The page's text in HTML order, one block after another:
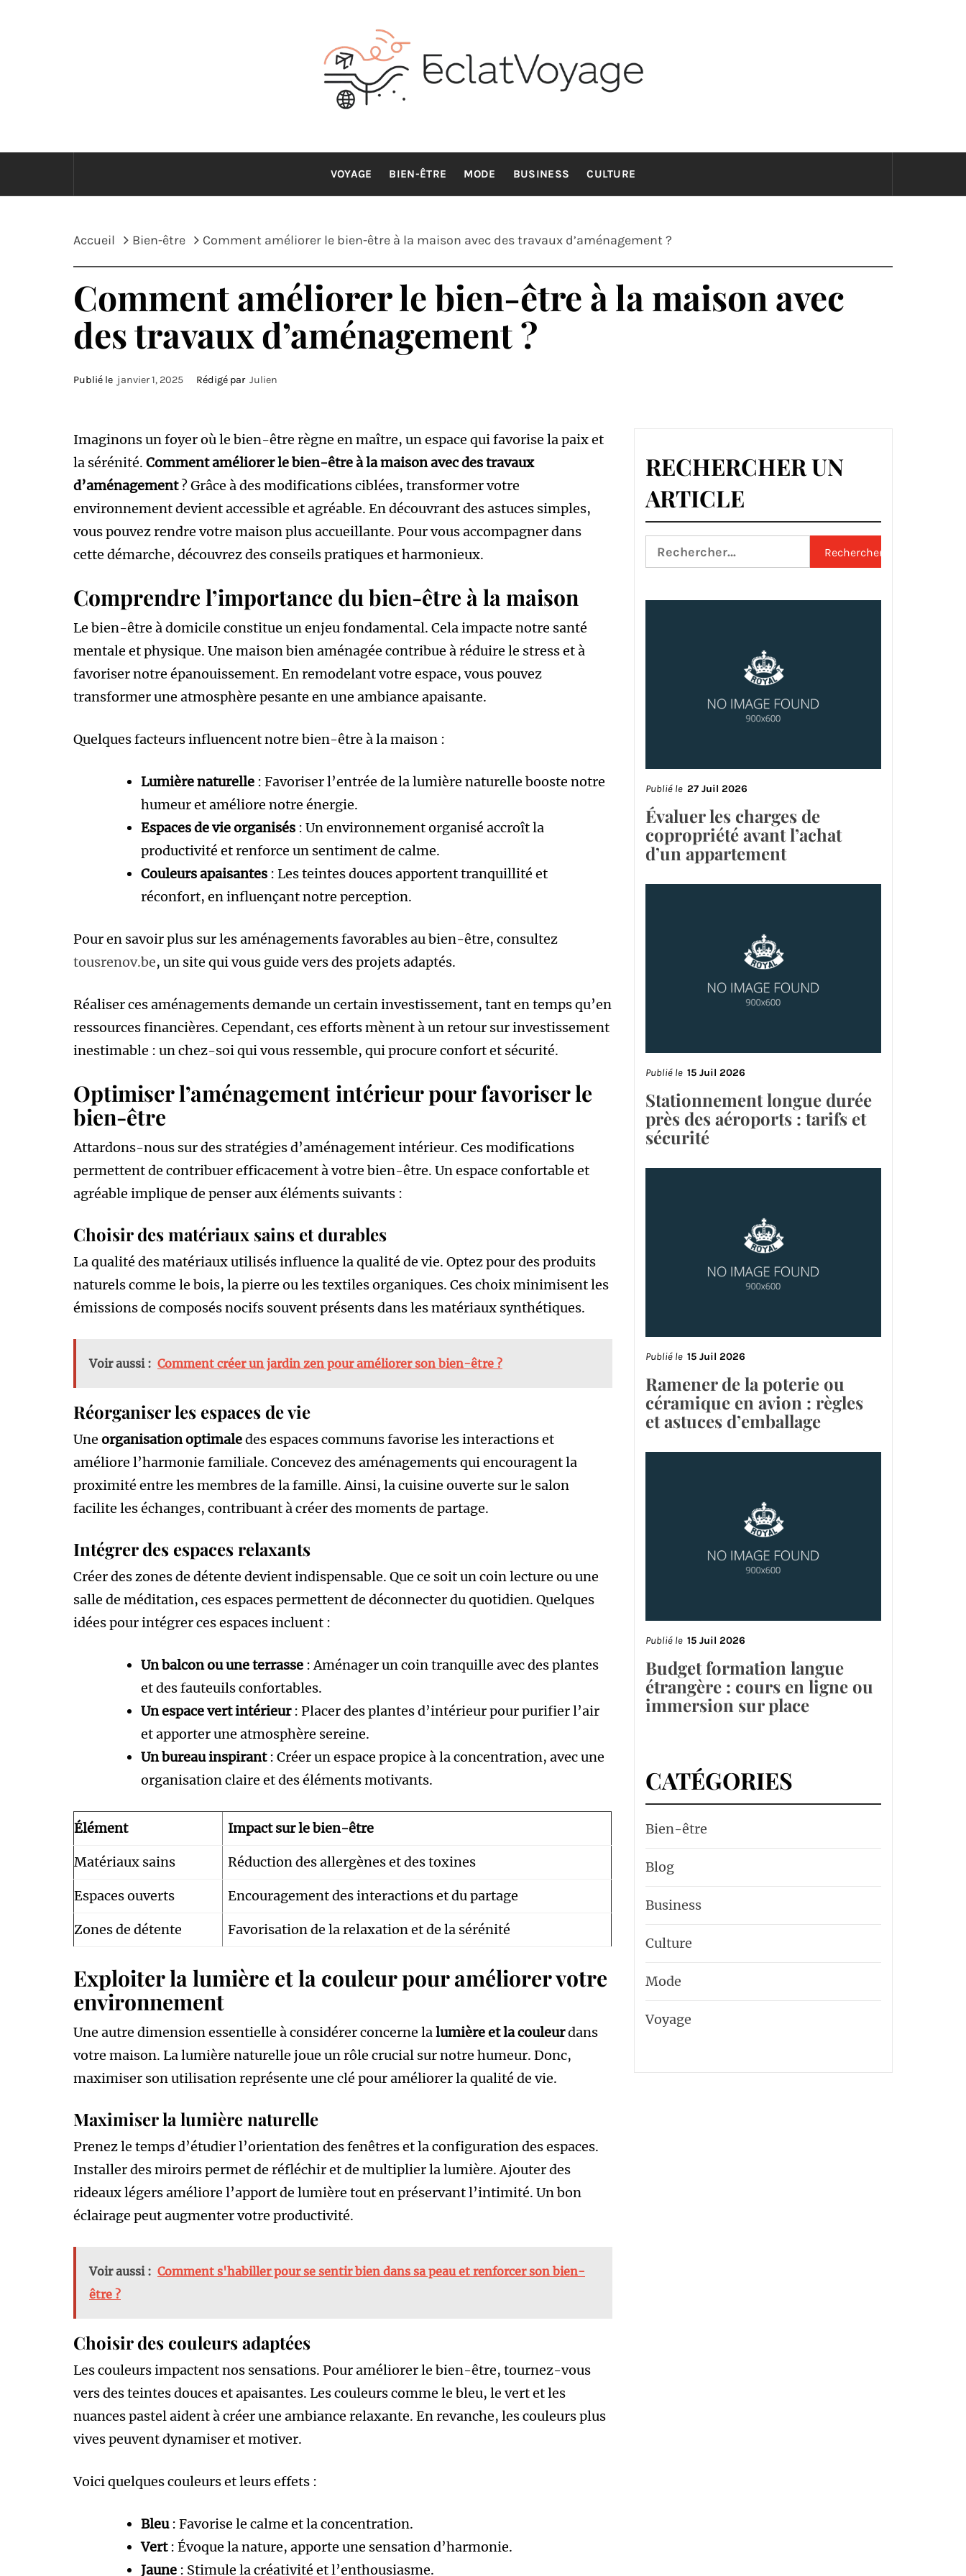
ECLATVOYAGE
Voyage avec style et sens
VOYAGE BIEN-ÊTRE MODE BUSINESS CULTURE
Accueil Bien-être Comment améliorer le bien-être à la maison avec des travaux d’aménagement ?
Comment améliorer le bien-être à la maison avec
des travaux d’aménagement ?
Publié le janvier 1, 2025 Rédigé par Julien
Imaginons un foyer où le bien-être règne en maître, un espace qui favorise la paix et
la sérénité. Comment améliorer le bien-être à la maison avec des travaux
d’aménagement? Grâce à des modifications ciblées, transformer votre
environnement devient accessible et agréable. En découvrant des astuces simples,
vous pouvez rendre votre maison plus accueillante. Pour vous accompagner dans
cette démarche, découvrez des conseils pratiques et harmonieux.
Comprendre l’importance du bien-être à la maison
Le bien-être à domicile constitue un enjeu fondamental. Cela impacte notre santé
mentale et physique. Une maison bien aménagée contribue à réduire le stress et à
favoriser notre épanouissement. En remodelant votre espace, vous pouvez
transformer une atmosphère pesante en une ambiance apaisante.
Quelques facteurs influencent notre bien-être à la maison :
Lumière naturelle : Favoriser l’entrée de la lumière naturelle booste notre
humeur et améliore notre énergie.
Espaces de vie organisés : Un environnement organisé accroît la
productivité et renforce un sentiment de calme.
Couleurs apaisantes : Les teintes douces apportent tranquillité et
réconfort, en influençant notre perception.
Pour en savoir plus sur les aménagements favorables au bien-être, consultez
tousrenov.be, un site qui vous guide vers des projets adaptés.
Réaliser ces aménagements demande un certain investissement, tant en temps qu’en
ressources financières. Cependant, ces efforts mènent à un retour sur investissement
inestimable : un chez-soi qui vous ressemble, qui procure confort et sécurité.
Optimiser l’aménagement intérieur pour favoriser le
bien-être
Attardons-nous sur des stratégies d’aménagement intérieur. Ces modifications
permettent de contribuer efficacement à votre bien-être. Un espace confortable et
agréable implique de penser aux éléments suivants :
Choisir des matériaux sains et durables
La qualité des matériaux utilisés influence la qualité de vie. Optez pour des produits
naturels comme le bois, la pierre ou les textiles organiques. Ces choix minimisent les
émissions de composés nocifs souvent présents dans les matériaux synthétiques.
Voir aussi : Comment créer un jardin zen pour améliorer son bien-être ?
Réorganiser les espaces de vie
Une organisation optimaledes espaces communs favorise les interactions et
améliore l’harmonie familiale. Concevez des aménagements qui encouragent la
proximité entre les membres de la famille. Ainsi, la cuisine ouverte sur le salon
facilite les échanges, contribuant à créer des moments de partage.
Intégrer des espaces relaxants
Créer des zones de détente devient indispensable. Que ce soit un coin lecture ou une
salle de méditation, ces espaces permettent de déconnecter du quotidien. Quelques
idées pour intégrer ces espaces incluent :
Un balcon ou une terrasse : Aménager un coin tranquille avec des plantes
et des fauteuils confortables.
Un espace vert intérieur: Placer des plantes d’intérieur pour purifier l’air
et apporter une atmosphère sereine.
Un bureau inspirant: Créer un espace propice à la concentration, avec une
organisation claire et des éléments motivants.
Élément Impact sur le bien-être
Matériaux sains Réduction des allergènes et des toxines
Espaces ouverts Encouragement des interactions et du partage
Zones de détente Favorisation de la relaxation et de la sérénité
Exploiter la lumière et la couleur pour améliorer votre
environnement
Une autre dimension essentielle à considérer concerne lalumière et la couleurdans
votre maison. La lumière naturelle joue un rôle crucial sur notre humeur. Donc,
maximiser son utilisation représente une clé pour améliorer la qualité de vie.
Maximiser la lumière naturelle
Prenez le temps d’étudier l’orientation des fenêtres et la configuration des espaces.
Installer des miroirs permet de réfléchir et de multiplier la lumière. Ajouter des
rideaux légers améliore l’apport de lumière tout en préservant l’intimité. Un bon
éclairage peut augmenter votre productivité.
Voir aussi : Comment s'habiller pour se sentir bien dans sa peau et renforcer son bien-
être ?
Choisir des couleurs adaptées
Les couleurs impactent nos sensations. Pour améliorer le bien-être, tournez-vous
vers des teintes douces et apaisantes. Les couleurs comme le bleu, le vert et les
nuances pastel aident à créer une ambiance relaxante. En revanche, les couleurs plus
vives peuvent dynamiser et motiver.
Voici quelques couleurs et leurs effets :
Bleu: Favorise le calme et la concentration.
Vert: Évoque la nature, apporte une sensation d’harmonie.
Jaune : Stimule la créativité et l’enthousiasme.
RECHERCHER UN
ARTICLE
Rechercher :
Publié le 27 Juil 2026
Évaluer les charges de
copropriété avant l’achat
d’un appartement
Publié le 15 Juil 2026
Stationnement longue durée
près des aéroports : tarifs et
sécurité
Publié le 15 Juil 2026
Ramener de la poterie ou
céramique en avion : règles
et astuces d’emballage
Publié le 15 Juil 2026
Budget formation langue
étrangère : cours en ligne ou
immersion sur place
CATÉGORIES
Bien-être
Blog
Business
Culture
Mode
Voyage